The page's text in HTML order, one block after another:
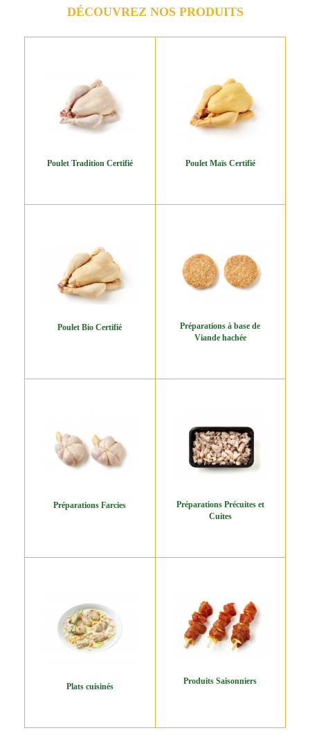
DÉCOUVREZ NOS PRODUITS
Poulet Tradition Certifié Poulet Maïs Certifié
Poulet Bio Certifié
Préparations à base de
Viande hachée
Préparations Farcies
Préparations Précuites et
Cuites
Plats cuisinés
Produits Saisonniers